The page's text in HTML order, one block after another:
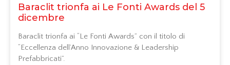
Baraclit trionfa ai Le Fonti Awards del 5
dicembre
Baraclit trionfa ai “Le Fonti Awards” con il titolo di
“Eccellenza dell’Anno Innovazione & Leadership
Prefabbricati”.